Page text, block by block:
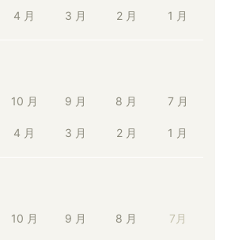
4 月 3 月 2 月 1 月
10 月 9 月 8 月 7 月
4 月 3 月 2 月 1 月
10 月 9 月 8 月 7月